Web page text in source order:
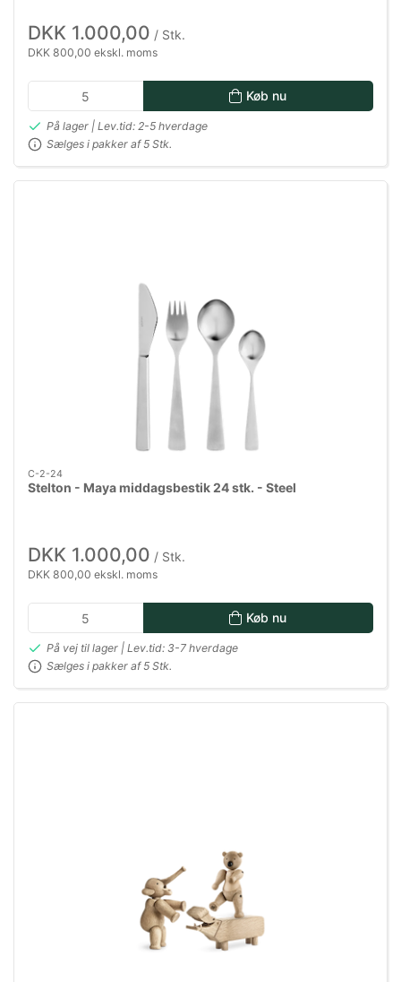
DKK 1.000,00 / Stk.
DKK 800,00 ekskl. moms
Køb nu
På lager | Lev.tid: 2-5 hverdage
Sælges i pakker af 5 Stk.
C-2-24
Stelton - Maya middagsbestik 24 stk. - Steel
DKK 1.000,00 / Stk.
DKK 800,00 ekskl. moms
Køb nu
På vej til lager | Lev.tid: 3-7 hverdage
Sælges i pakker af 5 Stk.